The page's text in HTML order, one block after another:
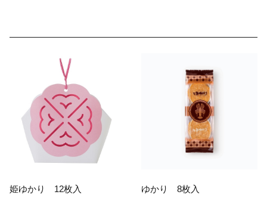
姫ゆかり 12枚入 ゆかり 8枚入